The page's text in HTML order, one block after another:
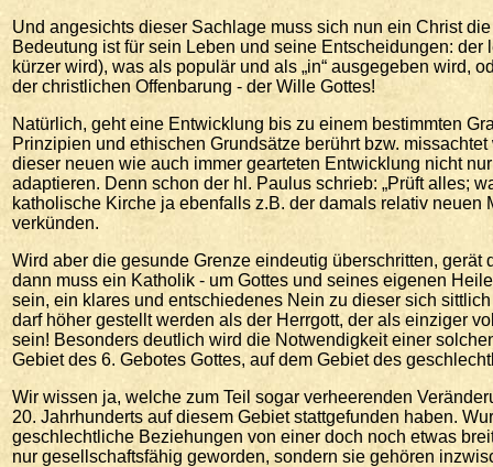
Und angesichts dieser Sachlage muss sich nun ein Christ
Bedeutung ist für sein Leben und seine Entscheidungen:
kürzer wird), was als populär und als „in“ ausgegeben wird,
der christlichen Offenbarung - der Wille Gottes!
Natürlich, geht eine Entwicklung bis zu einem bestimmten
Prinzipien und ethischen Grundsätze berührt bzw.
dieser neuen wie auch immer gearteten Entwicklung nicht
adaptieren. Denn schon der hl. Paulus schrieb: „Prüft alles;
katholische Kirche ja ebenfalls z.B. der damals relativ
verkünden.
Wird aber die gesunde Grenze eindeutig überschritten,
dann muss ein Katholik - um Gottes und seines eigenen
sein, ein klares und entschiedenes Nein zu dieser sich
darf höher gestellt werden als der Herrgott, der als einziger
sein! Besonders deutlich wird die Notwendigkeit einer
Gebiet des 6. Gebotes Gottes, auf dem Gebiet des
Wir wissen ja, welche zum Teil sogar verheerenden
20. Jahrhunderts auf diesem Gebiet stattgefunden haben.
geschlechtliche Beziehungen von einer doch noch etwas
nur gesellschaftsfähig geworden, sondern sie gehören